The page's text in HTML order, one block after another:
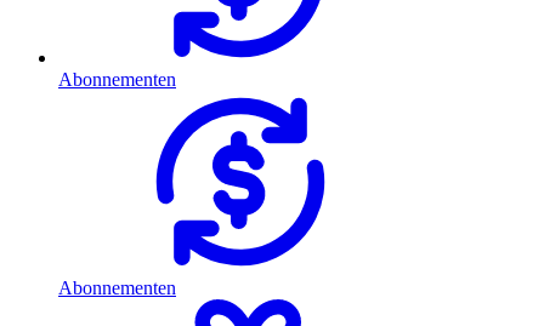
Abonnementen
Abonnementen